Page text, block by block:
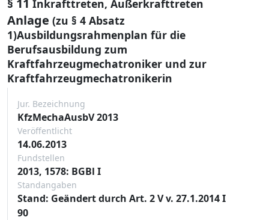
§ 11 Inkrafttreten, Außerkrafttreten
Anlage (zu § 4 Absatz
1)Ausbildungsrahmenplan für die
Berufsausbildung zum
Kraftfahrzeugmechatroniker und zur
Kraftfahrzeugmechatronikerin
Jur. Bezeichnung
KfzMechaAusbV 2013
Veröffentlicht
14.06.2013
Fundstellen
2013, 1578: BGBl I
Standangaben
Stand: Geändert durch Art. 2 V v. 27.1.2014 I
90